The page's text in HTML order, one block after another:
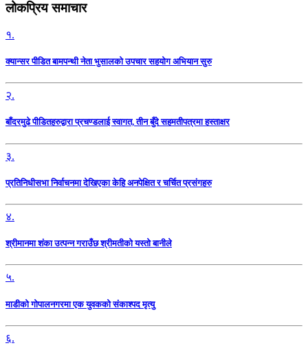
लोकप्रिय समाचार
१.
क्यान्सर पीडित बामपन्थी नेता भुसालकाे उपचार सहयोग अभियान सुरु
२.
बाँदरमुढे पीडितहरुद्वारा प्रचण्डलाई स्वागत, तीन बुँदे सहमतीपत्रमा हस्ताक्षर
३.
प्रतिनिधीसभा निर्वाचनमा देखिएका केहि अनपेक्षित र चर्चित प्रसंगहरु
४.
श्रीमानमा शंका उत्पन्न गराउँछ श्रीमतीको यस्तो बानीले
५.
माडीको गोपालनगरमा एक युवकको संकाश्पद मृत्यु
६.